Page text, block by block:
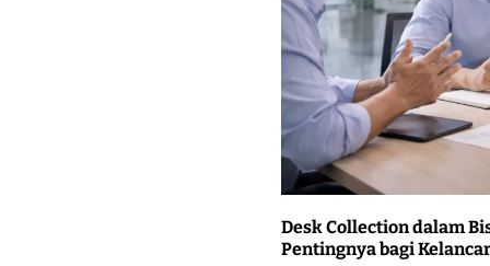
Desk Collection dalam
Pentingnya bagi